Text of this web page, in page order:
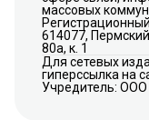
массовых
614077,
80а, к. 1
Для сетевых
гиперссылка на
Учредитель: